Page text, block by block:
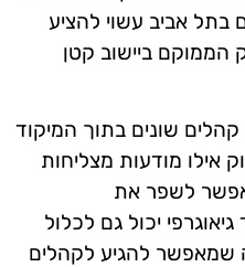
אביב עשוי להציע
הממוקם ביישוב קטן
קהלים שונים בתוך המיקוד
אילו מודעות מצליחות
לשפר את
יכול גם לכלול
שמאפשר להגיע לקהלים